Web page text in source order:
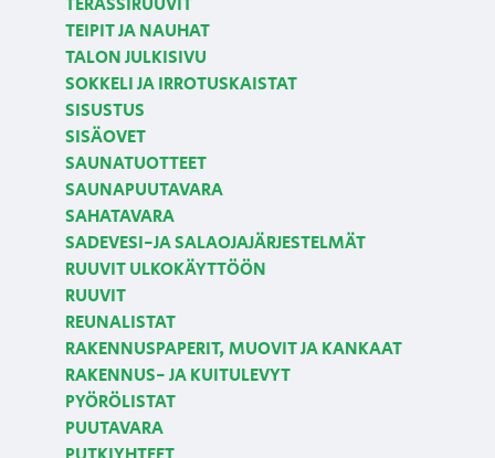
TEIPIT JA NAUHAT
TALON JULKISIVU
SOKKELI JA IRROTUSKAISTAT
SISUSTUS
SISÄOVET
SAUNATUOTTEET
SAUNAPUUTAVARA
SAHATAVARA
SADEVESI-JA SALAOJAJÄRJESTELMÄT
RUUVIT ULKOKÄYTTÖÖN
RUUVIT
REUNALISTAT
RAKENNUSPAPERIT, MUOVIT JA KANKAAT
RAKENNUS- JA KUITULEVYT
PYÖRÖLISTAT
PUUTAVARA